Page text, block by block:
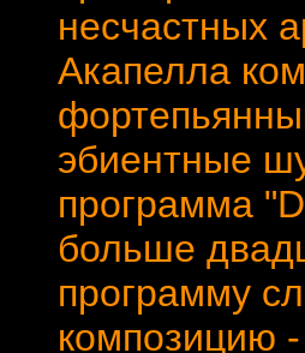
несчастных
Акапелла
эбиентные
программа
больше
программу
композицию